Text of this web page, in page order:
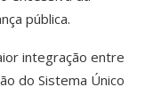
pública.
integração entre
do Sistema Único